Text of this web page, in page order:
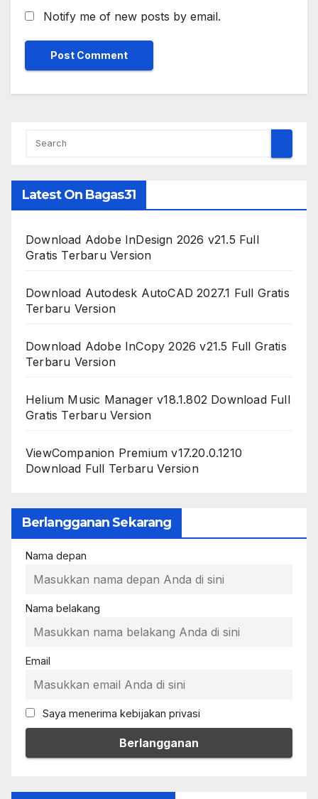
Notify me of new posts by email.
Latest On Bagas31
Download Adobe InDesign 2026 v21.5 Full
Gratis Terbaru Version
Download Autodesk AutoCAD 2027.1 Full Gratis
Terbaru Version
Download Adobe InCopy 2026 v21.5 Full Gratis
Terbaru Version
Helium Music Manager v18.1.802 Download Full
Gratis Terbaru Version
ViewCompanion Premium v17.20.0.1210
Download Full Terbaru Version
Berlangganan Sekarang
Nama depan
Nama belakang
Email
Saya menerima kebijakan privasi